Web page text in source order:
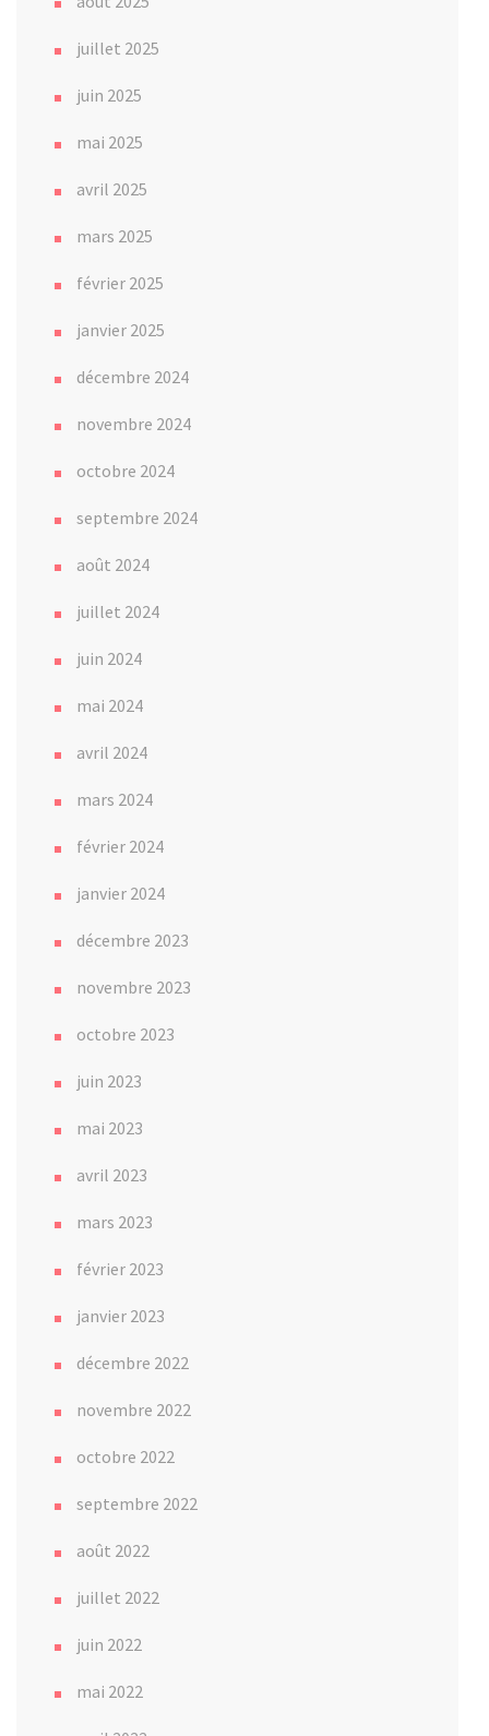
juillet 2025
juin 2025
mai 2025
avril 2025
mars 2025
février 2025
janvier 2025
décembre 2024
novembre 2024
octobre 2024
septembre 2024
août 2024
juillet 2024
juin 2024
mai 2024
avril 2024
mars 2024
février 2024
janvier 2024
décembre 2023
novembre 2023
octobre 2023
juin 2023
mai 2023
avril 2023
mars 2023
février 2023
janvier 2023
décembre 2022
novembre 2022
octobre 2022
septembre 2022
août 2022
juillet 2022
juin 2022
mai 2022